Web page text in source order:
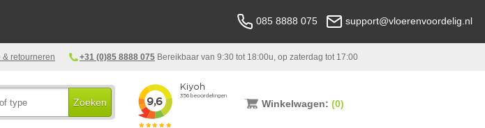
085 8888 075 support@vloerenvoordelig.nl
+31 (0)85 8888 075 Bereikbaar van 9:30 tot 18:00u, op zaterdag tot 17:00
& retourneren
Zoeken Winkelwagen: (0)